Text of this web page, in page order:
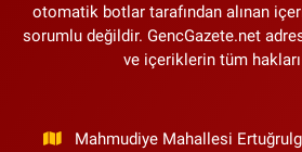
otomatik botlar tarafından alınan
sorumlu değildir. GencGazete.net
ve içeriklerin tüm hakları
Mahmudiye Mahallesi